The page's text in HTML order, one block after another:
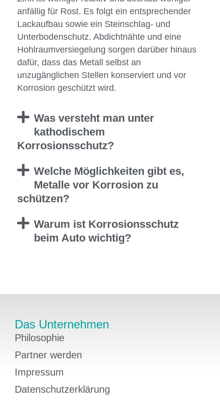
anfällig für Rost. Es folgt ein entsprechender
Lackaufbau sowie ein Steinschlag- und
Unterbodenschutz. Abdichtnähte und eine
Hohlraumversiegelung sorgen darüber hinaus
dafür, dass das Metall selbst an
unzugänglichen Stellen konserviert und vor
Korrosion geschützt wird.
Was versteht man unter
kathodischem
Korrosionsschutz?
Welche Möglichkeiten gibt es,
Metalle vor Korrosion zu
schützen?
Warum ist Korrosionsschutz
beim Auto wichtig?
Das Unternehmen
Philosophie
Partner werden
Impressum
Datenschutzerklärung